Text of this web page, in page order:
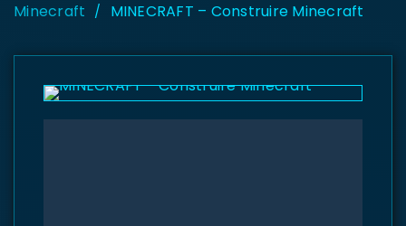
Minecraft / MINECRAFT – Construire Minecraft